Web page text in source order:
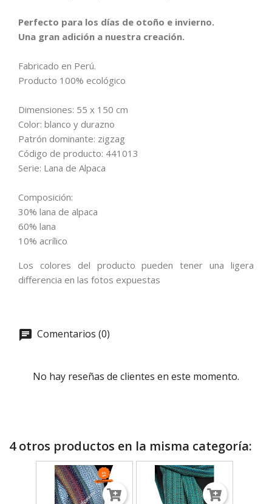
Perfecto para los días de otoño e invierno.
Una gran adición a nuestra creación.
Fabricado en Perú.
Producto 100% ecológico
Dimensiones: 55 x 150 cm
Color: blanco y durazno
Patrón dominante: zigzag
Código de producto: 441013
Serie: Lana de Alpaca
Composición:
30% lana de alpaca
60% lana
10% acrílico
Los colores del producto pueden tener una ligera
differencia en las fotos expuestas
Comentarios (0)
No hay reseñas de clientes en este momento.
4 otros productos en la misma categoría: